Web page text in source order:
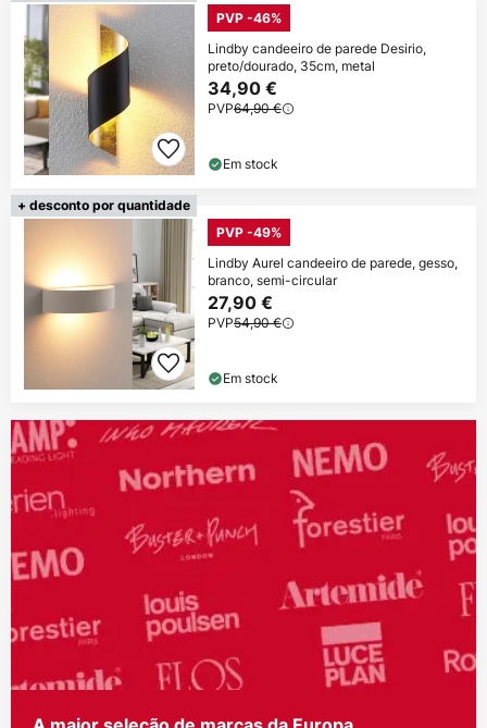
PVP -46%
Lindby candeeiro de parede Desirio,
preto/dourado, 35cm, metal
34,90 €
PVP64,90 €
Em stock
+ desconto por quantidade
PVP -49%
Lindby Aurel candeeiro de parede, gesso,
branco, semi-circular
27,90 €
PVP54,90 €
Em stock